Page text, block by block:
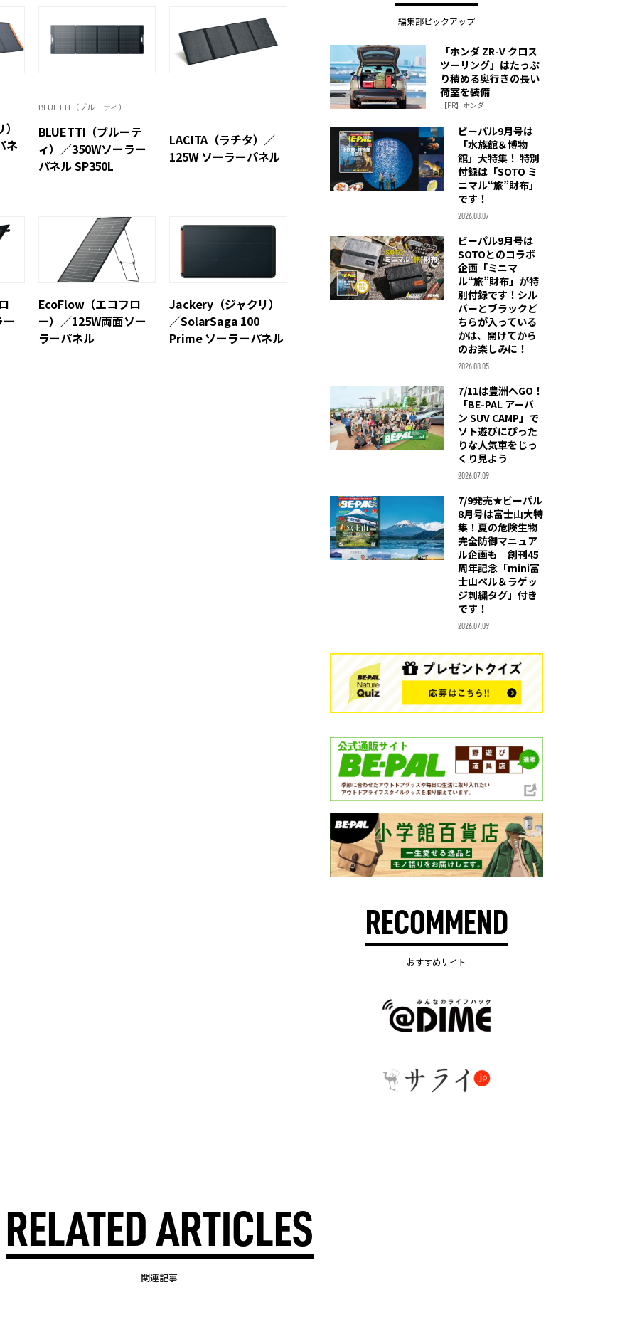
ネ
BLUETTI（ブルーティ）
BLUETTI（ブルーテ
ィ）／350Wソーラー
パネル SP350L
LACITA（ラチタ）／
125W ソーラーパネル
EcoFlow（エコフロ
ー）／125W両面ソー
ラーパネル
Jackery（ジャクリ）
／SolarSaga 100
Prime ソーラーパネル
編集部ピックアップ
「ホンダ ZR-V クロス
ツーリング」はたっぷ
り積める奥行きの長い
荷室を装備
【PR】ホンダ
ビーパル9月号は
「水族館＆博物
館」大特集！ 特別
付録は「SOTO ミ
ニマル“旅”財布」
です！
2026.08.07
ビーパル9月号は
SOTOとのコラボ
企画「ミニマ
ル“旅”財布」が特
別付録です！シル
バーとブラックど
ちらが入っている
かは、開けてから
のお楽しみに！
2026.08.05
7/11は豊洲へGO！
「BE-PAL アーバ
ン SUV CAMP」で
ソト遊びにぴった
りな人気車をじっ
くり見よう
2026.07.09
7/9発売★ビーパル
8月号は富士山大特
集！夏の危険生物
完全防御マニュア
ル企画も 創刊45
周年記念「mini富
士山ベル＆ラゲッ
ジ刺繍タグ」付き
です！
2026.07.09
RECOMMEND
おすすめサイト
RELATED ARTICLES
関連記事